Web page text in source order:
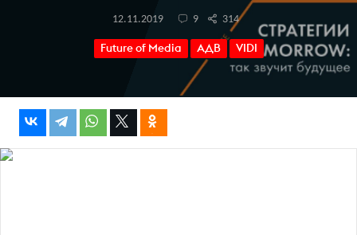
12.11.2019 9 314
Future of Media АДВ VIDI